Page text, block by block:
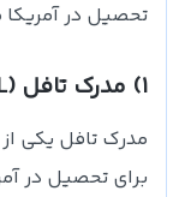
تحصیل در آمریکا
1) مدرک تافل (TOEFL)
مدرک تافل یکی از
برای تحصیل در